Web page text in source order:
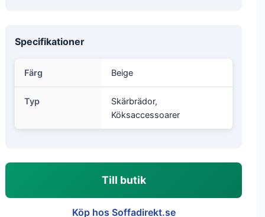
Specifikationer
Färg Beige
Typ
Skärbrädor,
Köksaccessoarer
Till butik
Köp hos Soffadirekt.se